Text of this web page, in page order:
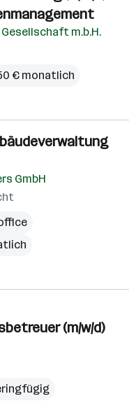
Gesellschaft m.b.H.
€ monatlich
GmbH
(m/w/d)